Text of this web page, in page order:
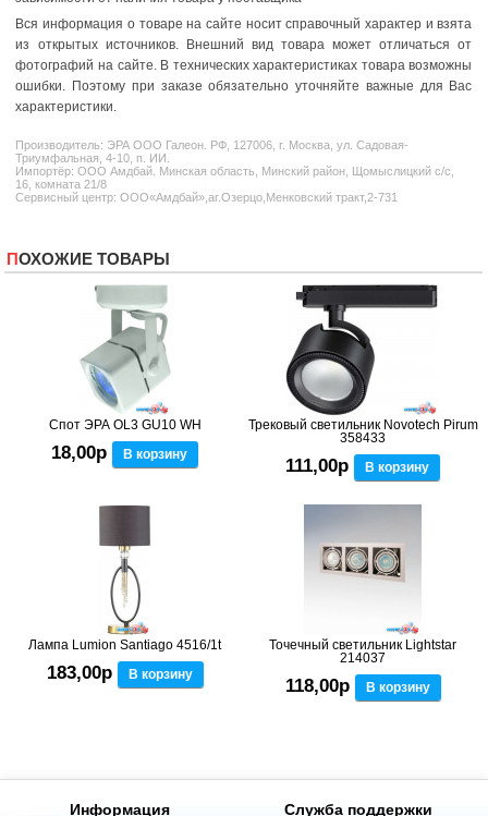
Вся информация о товаре на сайте носит справочный характер и взята
из открытых источников. Внешний вид товара может отличаться от
фотографий на сайте. В технических характеристиках товара возможны
ошибки. Поэтому при заказе обязательно уточняйте важные для Вас
характеристики.
Производитель: ЭРА ООО Галеон. РФ, 127006, г. Москва, ул. Садовая-
Триумфальная, 4-10, п. ИИ.
Импортёр: ООО Амдбай. Минская область, Минский район, Щомыслицкий с/с,
16, комната 21/8
Сервисный центр: ООО«Амдбай»,аг.Озерцо,Менковский тракт,2-731
ПОХОЖИЕ ТОВАРЫ
Спот ЭРА OL3 GU10 WH
18,00р В корзину
Трековый светильник Novotech Pirum
358433
111,00р В корзину
Лампа Lumion Santiago 4516/1t
183,00р В корзину
Точечный светильник Lightstar
214037
118,00р В корзину
Информация Служба поддержки